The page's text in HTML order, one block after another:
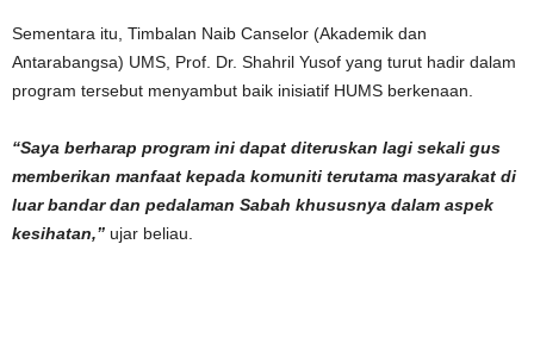
Sementara itu, Timbalan Naib Canselor (Akademik dan
Antarabangsa) UMS, Prof. Dr. Shahril Yusof yang turut hadir dalam
program tersebut menyambut baik inisiatif HUMS berkenaan.
“Saya berharap program ini dapat diteruskan lagi sekali gus
memberikan manfaat kepada komuniti terutama masyarakat di
luar bandar dan pedalaman Sabah khususnya dalam aspek
kesihatan,” ujar beliau.